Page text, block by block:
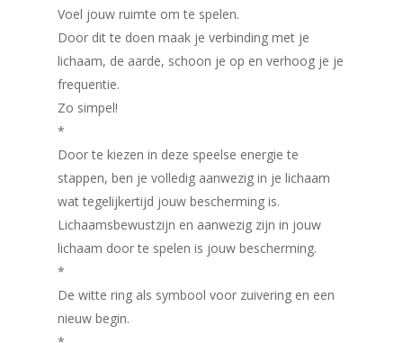
Voel jouw ruimte om te spelen.
Door dit te doen maak je verbinding met je
lichaam, de aarde, schoon je op en verhoog je je
frequentie.
Zo simpel!
*
Door te kiezen in deze speelse energie te
stappen, ben je volledig aanwezig in je lichaam
wat tegelijkertijd jouw bescherming is.
Lichaamsbewustzijn en aanwezig zijn in jouw
lichaam door te spelen is jouw bescherming.
*
De witte ring als symbool voor zuivering en een
nieuw begin.